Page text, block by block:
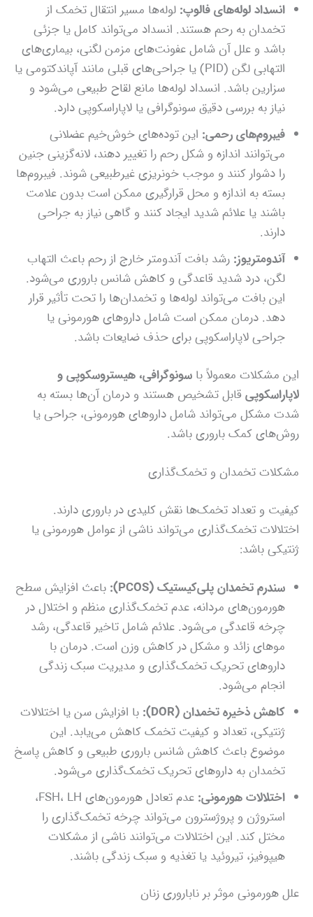
انسداد لوله‌های فالوپ: لوله‌ها مسیر انتقال تخمک از
تخمدان به رحم هستند. انسداد می‌تواند کامل یا جزئی
باشد و علل آن شامل عفونت‌های مزمن لگنی، بیماری‌های
التهابی لگن (PID) یا جراحی‌های قبلی مانند آپاندکتومی یا
سزارین باشد. انسداد لوله‌ها مانع لقاح طبیعی می‌شود و
نیاز به بررسی دقیق سونوگرافی یا لاپاراسکوپی دارد.
فیبروم‌های رحمی: این توده‌های خوش‌خیم عضلانی
می‌توانند اندازه و شکل رحم را تغییر دهند، لانه‌گزینی جنین
را دشوار کنند و موجب خونریزی غیرطبیعی شوند. فیبروم‌ها
بسته به اندازه و محل قرارگیری ممکن است بدون علامت
باشند یا علائم شدید ایجاد کنند و گاهی نیاز به جراحی
دارند.
آندومتریوز: رشد بافت آندومتر خارج از رحم باعث التهاب
لگن، درد شدید قاعدگی و کاهش شانس باروری می‌شود.
این بافت می‌تواند لوله‌ها و تخمدان‌ها را تحت تأثیر قرار
دهد. درمان ممکن است شامل داروهای هورمونی یا
جراحی لاپاراسکوپی برای حذف ضایعات باشد.
این مشکلات معمولاً با سونوگرافی، هیستروسکوپی و
لاپاراسکوپیقابل تشخیص هستند و درمان آن‌ها بسته به
شدت مشکل می‌تواند شامل داروهای هورمونی، جراحی یا
روش‌های کمک باروری باشد.
مشکلات تخمدان و تخمک‌گذاری
کیفیت و تعداد تخمک‌ها نقش کلیدی در باروری دارند.
اختلالات تخمک‌گذاری می‌تواند ناشی از عوامل هورمونی یا
ژنتیکی باشد:
سندرم تخمدان پلی‌کیستیک (PCOS):
باعث افزایش سطح
هورمون‌های مردانه، عدم تخمک‌گذاری منظم و اختلال در
چرخه قاعدگی می‌شود. علائم شامل تاخیر قاعدگی، رشد
موهای زائد و مشکل در کاهش وزن است. درمان با
داروهای تحریک تخمک‌گذاری و مدیریت سبک زندگی
انجام می‌شود.
کاهش ذخیره تخمدان (DOR):
با افزایش سن یا اختلالات
ژنتیکی، تعداد و کیفیت تخمک کاهش می‌یابد. این
موضوع باعث کاهش شانس باروری طبیعی و کاهش پاسخ
تخمدان به داروهای تحریک تخمک‌گذاری می‌شود.
اختلالات هورمونی:
عدم تعادل هورمون‌های FSH، LH،
استروژن و پروژسترون می‌تواند چرخه تخمک‌گذاری را
مختل کند. این اختلالات می‌توانند ناشی از مشکلات
هیپوفیز، تیروئید یا تغذیه و سبک زندگی باشند.
علل هورمونی موثر بر ناباروری زنان